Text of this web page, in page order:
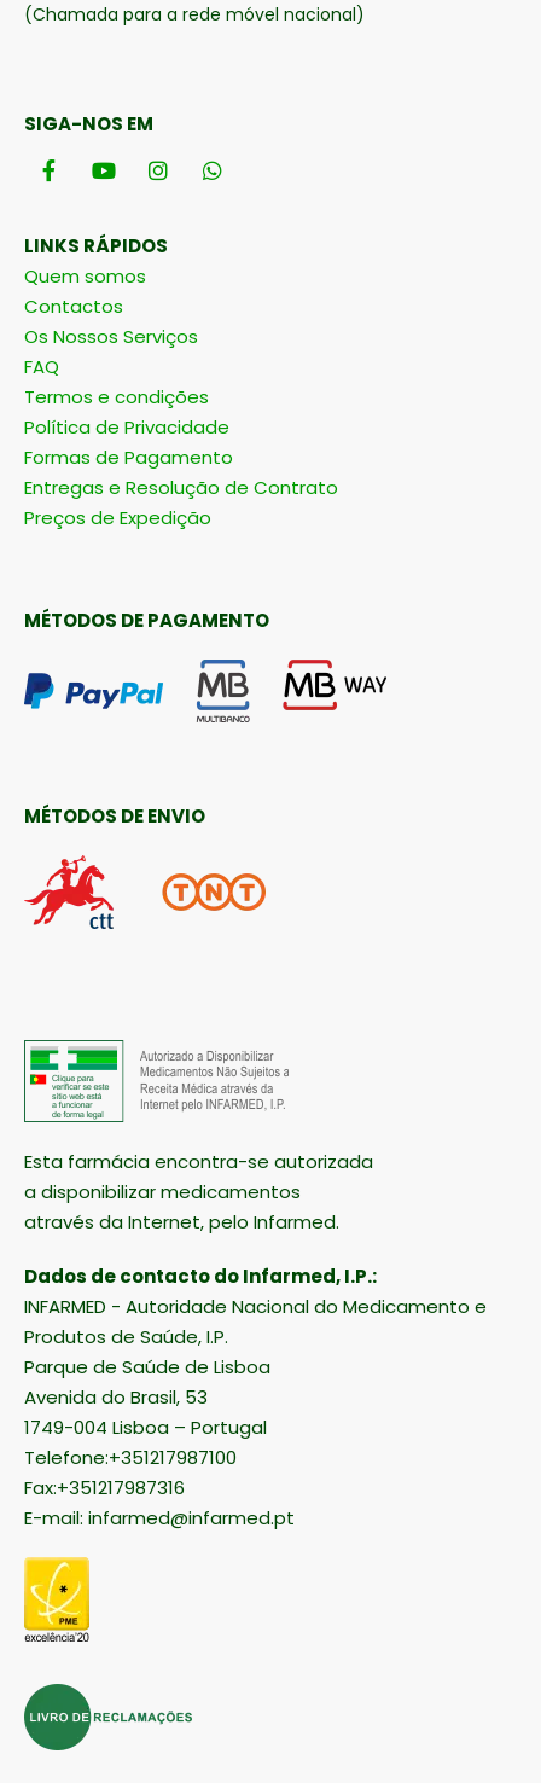
(Chamada para a rede móvel nacional)
SIGA-NOS EM
LINKS RÁPIDOS
Quem somos
Contactos
Os Nossos Serviços
FAQ
Termos e condições
Política de Privacidade
Formas de Pagamento
Entregas e Resolução de Contrato
Preços de Expedição
MÉTODOS DE PAGAMENTO
MÉTODOS DE ENVIO
Esta farmácia encontra-se autorizada
a disponibilizar medicamentos
através da Internet, pelo Infarmed.
Dados de contacto do Infarmed, I.P.:
INFARMED - Autoridade Nacional do Medicamento e
Produtos de Saúde, I.P.
Parque de Saúde de Lisboa
Avenida do Brasil, 53
1749-004 Lisboa – Portugal
Telefone:+351217987100
Fax:+351217987316
E-mail: infarmed@infarmed.pt